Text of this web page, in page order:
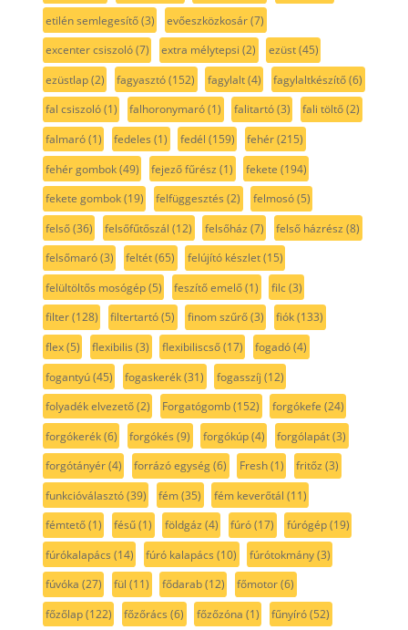
etilén semlegesítő(3) evőeszközkosár(7)
excenter csiszoló(7) extra mélytepsi (2) ezüst(45)
ezüstlap(2) fagyasztó(152) fagylalt(4) fagylaltkészítő(6)
fal csiszoló(1) falhoronymaró(1) falitartó(3) fali töltő(2)
falmaró(1) fedeles (1) fedél (159) fehér(215)
fehér gombok(49) fejező fűrész (1) fekete (194)
fekete gombok(19) felfüggesztés (2) felmosó(5)
felső(36) felsőfűtőszál (12) felsőház (7) felső házrész (8)
felsőmaró(3) feltét(65) felújító készlet(15)
felültöltős mosógép(5) feszítő emelő(1) filc(3)
filter(128) filtertartó(5) finom szűrő(3) fiók(133)
flex(5) flexibilis (3) flexibiliscső(17) fogadó(4)
fogantyú(45) fogaskerék(31) fogasszíj (12)
folyadék elvezető(2) Forgatógomb(152) forgókefe (24)
forgókerék(6) forgókés (9) forgókúp(4) forgólapát(3)
forgótányér(4) forrázó egység(6) Fresh(1) fritőz (3)
funkcióválasztó(39) fém(35) fém keverőtál (11)
fémtető(1) fésű(1) földgáz (4) fúró(17) fúrógép(19)
fúrókalapács (14) fúró kalapács (10) fúrótokmány(3)
fúvóka (27) fül (11) fődarab(12) főmotor(6)
főzőlap(122) főzőrács (6) főzőzóna (1) fűnyíró(52)